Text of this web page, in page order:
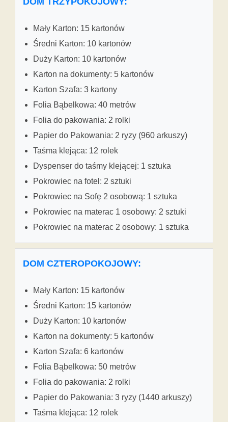
Mały Karton: 15 kartonów
Średni Karton: 10 kartonów
Duży Karton: 10 kartonów
Karton na dokumenty: 5 kartonów
Karton Szafa: 3 kartony
Folia Bąbelkowa: 40 metrów
Folia do pakowania: 2 rolki
Papier do Pakowania: 2 ryzy (960 arkuszy)
Taśma klejąca: 12 rolek
Dyspenser do taśmy klejącej: 1 sztuka
Pokrowiec na fotel: 2 sztuki
Pokrowiec na Sofę 2 osobową: 1 sztuka
Pokrowiec na materac 1 osobowy: 2 sztuki
Pokrowiec na materac 2 osobowy: 1 sztuka
DOM CZTEROPOKOJOWY:
Mały Karton: 15 kartonów
Średni Karton: 15 kartonów
Duży Karton: 10 kartonów
Karton na dokumenty: 5 kartonów
Karton Szafa: 6 kartonów
Folia Bąbelkowa: 50 metrów
Folia do pakowania: 2 rolki
Papier do Pakowania: 3 ryzy (1440 arkuszy)
Taśma klejąca: 12 rolek